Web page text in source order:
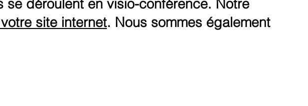
déroulent en visio-conférence. Notre
site internet. Nous sommes également